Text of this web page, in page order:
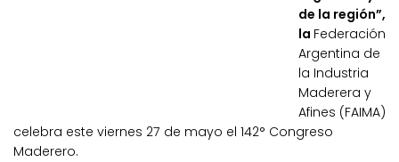
de la región”,
la Federación
Argentina de
la Industria
Maderera y
Afines (FAIMA)
celebra este viernes 27 de mayo el 142° Congreso
Maderero.